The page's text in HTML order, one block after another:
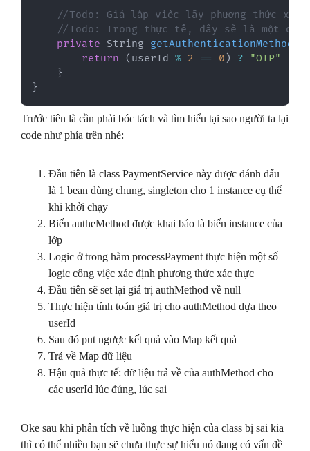
//Todo: Giả lập việc lấy phương thức xác
//Todo: Trong thực tế, đây sẽ là một
private
String getAuthenticationMethod
return
( userId % 2 == 0 ) ? "OTP"
}
}
Trước tiên là cần phải bóc tách và tìm hiểu tại sao người ta lại
code như phía trên nhé:
Đầu tiên là class PaymentService này được đánh dấu
là 1 bean dùng chung, singleton cho 1 instance cụ thể
khi khởi chạy
Biến autheMethod được khai báo là biến instance của
lớp
Logic ở trong hàm processPayment thực hiện một số
logic công việc xác định phương thức xác thực
Đầu tiên sẽ set lại giá trị authMethod về null
Thực hiện tính toán giá trị cho authMethod dựa theo
userId
Sau đó put ngược kết quả vào Map kết quả
Trả về Map dữ liệu
Hậu quả thực tế: dữ liệu trả về của authMethod cho
các userId lúc đúng, lúc sai
Oke sau khi phân tích về luồng thực hiện của class bị sai kia
thì có thể nhiều bạn sẽ chưa thực sự hiểu nó đang có vấn đề